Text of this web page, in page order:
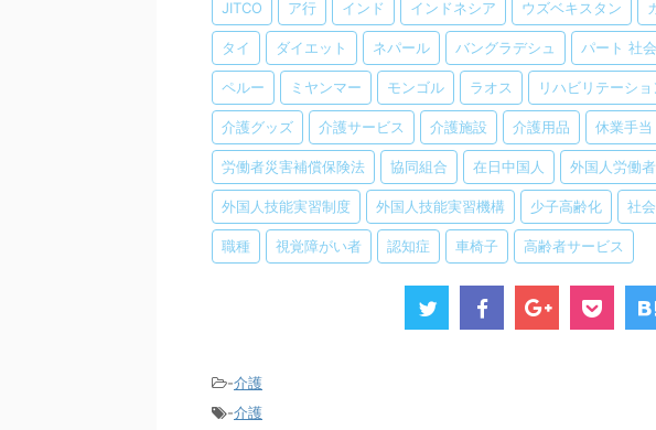
JITCO ア行 インド インドネシア ウズベキスタン
タイ ダイエット ネパール バングラデシュ パート 社
ペルー ミヤンマー モンゴル ラオス リハビリテーショ
介護グッズ 介護サービス 介護施設 介護用品 休業手当
労働者災害補償保険法 協同組合 在日中国人 外国人労働者
外国人技能実習制度 外国人技能実習機構 少子高齢化 社
職種 視覚障がい者 認知症 車椅子 高齢者サービス
-介護
-介護